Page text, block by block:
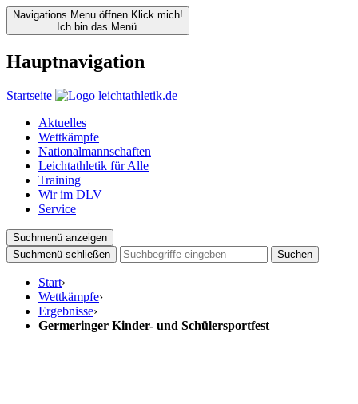
Navigations Menu öffnen Klick mich!
Ich bin das Menü.
Hauptnavigation
Startseite
Aktuelles
Wettkämpfe
Nationalmannschaften
Leichtathletik für Alle
Training
Wir im DLV
Service
Suchmenü anzeigen
Suchmenü schließen
Suchen
Start›
Wettkämpfe›
Ergebnisse›
Germeringer Kinder- und Schülersportfest